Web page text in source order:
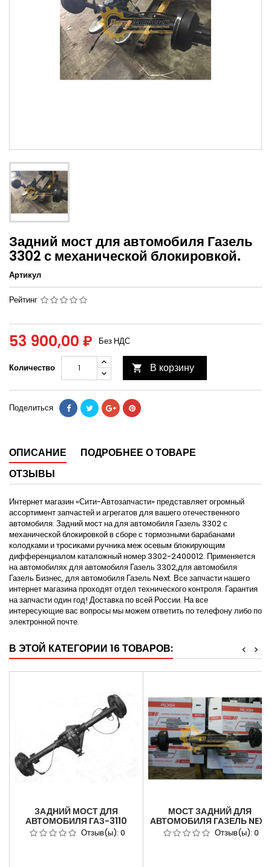
Задний мост для автомобиля Газель
3302 с механической блокировкой.
Артикул
Рейтинг
53 900,00 ₽ Без НДС
Количество  В корзину
Поделиться
ОПИСАНИЕ
ПОДРОБНЕЕ О ТОВАРЕ
ОТЗЫВЫ
Интернет магазин «Сити-Автозапчасти» представляет огромный
ассортимент запчастей и агрегатов для вашего отечественного
автомобиля. Задний мост на для автомобиля Газель 3302 с
механической блокировкой в сборе с тормозными барабанами
колодками и тросиками ручника меж осевым блокирующим
дифференциалом каталожный номер 3302-2400012. Применяется
на автомобилях для автомобиля Газель 3302,для автомобиля
Газель Бизнес, для автомобиля Газель Next. Все запчасти нашего
интернет магазина проходят отдел технического контроля. Гарантия
на запчасти один год! Доставка по всей России. На все
интересующие вас вопросы мы можем ответить по телефону либо по
электронной почте.
В ЭТОЙ КАТЕГОРИИ 16 ТОВАРОВ: >
<
ЗАДНИЙ МОСТ ДЛЯ
АВТОМОБИЛЯ ГАЗ-3110
ВОЛГА 3110-2400010
Отзыв(ы): 0
МОСТ ЗАДНИЙ ДЛЯ
АВТОМОБИЛЯ ГАЗЕЛЬ NEXT
A21R22.2400012-50 .
Отзыв(ы): 0